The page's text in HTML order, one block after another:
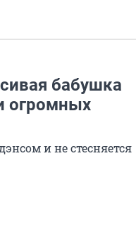
бабушка
огромных
и не стесняется